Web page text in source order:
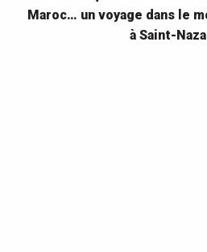
Maroc… un voyage dans le
à Saint-